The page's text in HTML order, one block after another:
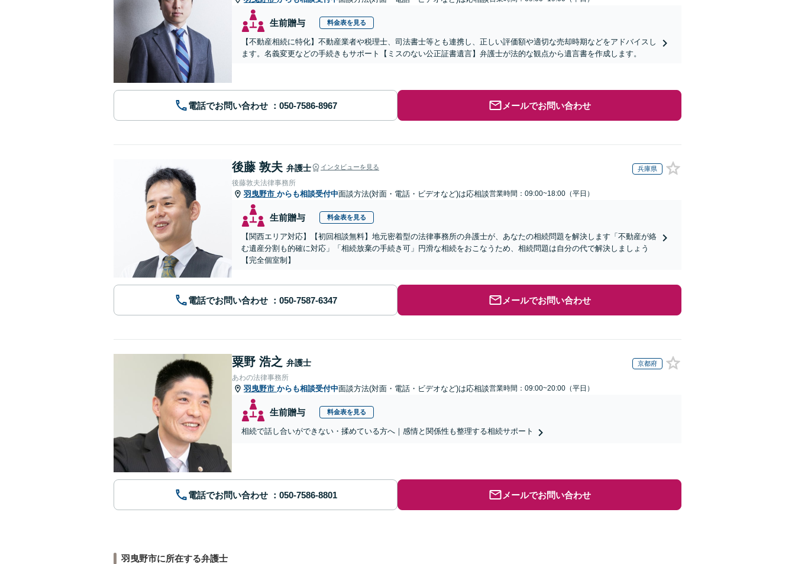
生前贈与 料金表を見る
【不動産相続に特化】不動産業者や税理士、司法書士等とも連携し、正しい評価額や適切な売却時期などをアドバイスし
ます。名義変更などの手続きもサポート【ミスのない公正証書遺言】弁護士が法的な観点から遺言書を作成します。
電話でお問い合わせ メールでお問い合わせ
後藤 敦夫 弁護士 インタビューを見る 兵庫県
後藤敦夫法律事務所
羽曳野市 からも相談受付中面談方法(対面・電話・ビデオなど)は応相談営業時間：09:00~18:00（平日）
生前贈与 料金表を見る
【関西エリア対応】【初回相談無料】地元密着型の法律事務所の弁護士が、あなたの相続問題を解決します「不動産が絡
む遺産分割も的確に対応」「相続放棄の手続き可」円滑な相続をおこなうため、相続問題は自分の代で解決しましょう
【完全個室制】
電話でお問い合わせ メールでお問い合わせ
粟野 浩之 弁護士 京都府
あわの法律事務所
羽曳野市 からも相談受付中面談方法(対面・電話・ビデオなど)は応相談営業時間：09:00~20:00（平日）
生前贈与 料金表を見る
相続で話し合いができない・揉めている方へ｜感情と関係性も整理する相続サポート
電話でお問い合わせ メールでお問い合わせ
羽曳野市に所在する弁護士